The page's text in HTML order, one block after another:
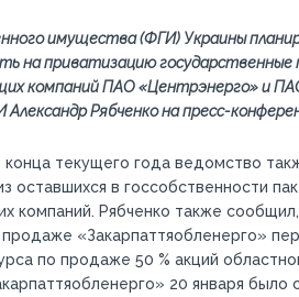
имущества (ФГИ) Украины
на приватизацию государственные
компаний ПАО «Центрэнерго» и
Рябченко на пресс-
конца текущего года ведомство
оставшихся в госсобственности
компаний. Рябченко также
«Закарпаттяобленерго»
по продаже 50 % акций
20 января было